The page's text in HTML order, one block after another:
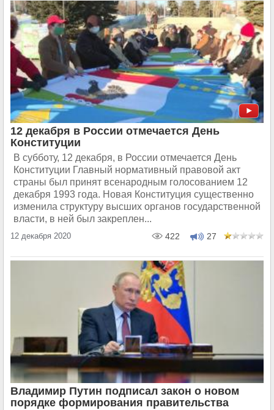
12 декабря в России отмечается День
Конституции
В субботу, 12 декабря, в России отмечается День
Конституции Главный нормативный правовой акт
страны был принят всенародным голосованием 12
декабря 1993 года. Новая Конституция существенно
изменила структуру высших органов государственной
власти, в ней был закреплен...
12 декабря 2020 422 27
Владимир Путин подписал закон о новом
порядке формирования правительства